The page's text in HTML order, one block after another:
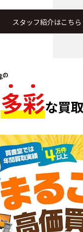
スタッフ紹介はこちら
多彩な買